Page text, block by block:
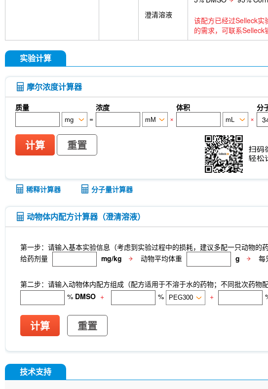
澄清溶液
该配方已经过Selleck实
的需求，可联系Selleck
实验计算
摩尔浓度计算器
质量 浓度 体积
分
=
× ×
计算 重置
稀释计算器 分子量计算器
动物体内配方计算器（澄清溶液）
第一步：请输入基本实验信息（考虑到实验过程中的损耗，建议多配一只动物的药
给药剂量
mg/kg 动物平均体重 g 每
第二步：请输入动物体内配方组成（配方适用于不溶于水的药物；不同批次药
% DMSO + % +
计算 重置
技术支持